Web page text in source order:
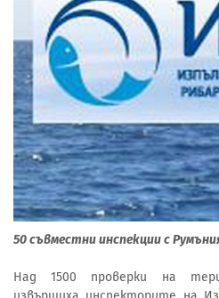
50 съвместни инспекции с
Над 1500 проверки на